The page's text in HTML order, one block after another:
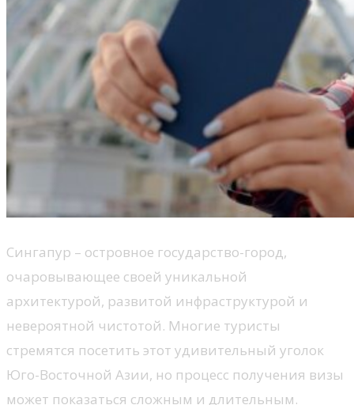
Сингапур – островное государство-город,
очаровывающее своей уникальной
архитектурой, развитой инфраструктурой и
невероятной чистотой. Многие туристы
стремятся посетить этот удивительный уголок
Юго-Восточной Азии, но процесс получения визы
может показаться сложным и длительным.